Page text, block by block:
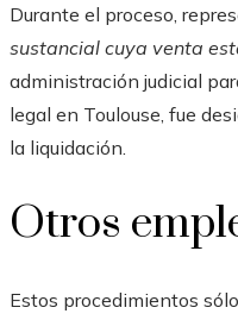
Durante el proceso,
sustancial cuya venta
administración judicial
legal en Toulouse, fue
la liquidación.
Otros
Estos procedimientos